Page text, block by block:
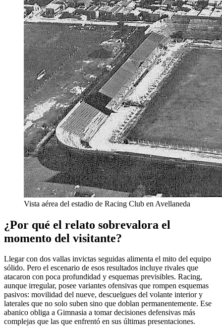
Vista aérea del estadio de Racing Club en Avellaneda
¿Por qué el relato sobrevalora el
momento del visitante?
Llegar con dos vallas invictas seguidas alimenta el mito del equipo
sólido. Pero el escenario de esos resultados incluye rivales que
atacaron con poca profundidad y esquemas previsibles. Racing,
aunque irregular, posee variantes ofensivas que rompen esquemas
pasivos: movilidad del nueve, descuelgues del volante interior y
laterales que no solo suben sino que doblan permanentemente. Ese
abanico obliga a Gimnasia a tomar decisiones defensivas más
complejas que las que enfrentó en sus últimas presentaciones.